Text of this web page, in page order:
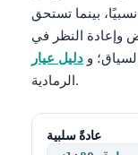
نسبيًا، بينما تستحق
وإعادة النظر في
و
الرمادية.
عادةً سلبية